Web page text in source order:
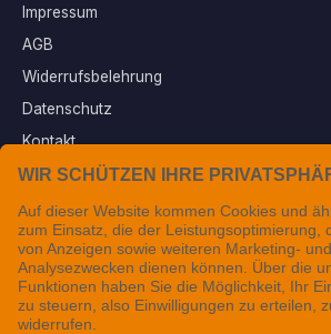
Impressum
AGB
Widerrufsbelehrung
Datenschutz
Kontakt
Vertrag widerrufen
Sichere Zahlungsarten